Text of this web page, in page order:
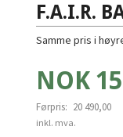
F.A.I.R.
Samme pris i
Tilbud
NOK
Førpris: 20 490,00
Rabatt
inkl. mva.